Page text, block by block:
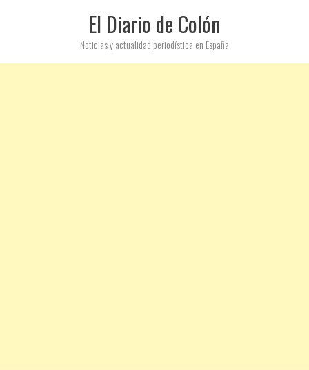
El Diario de Colón
Noticias y actualidad periodística en España